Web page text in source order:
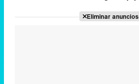
Eliminar anuncios